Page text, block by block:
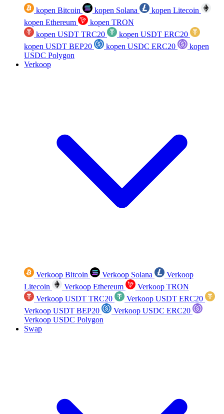
kopen Bitcoin kopen Solana
kopen Litecoin
kopen Ethereum
kopen TRON
kopen USDT TRC20
kopen USDT ERC20
kopen USDT BEP20
kopen USDC ERC20
kopen
USDC Polygon
Verkoop
Verkoop Bitcoin Verkoop Solana
Verkoop
Litecoin
Verkoop Ethereum
Verkoop TRON
Verkoop USDT TRC20
Verkoop USDT ERC20
Verkoop USDT BEP20
Verkoop USDC ERC20
Verkoop USDC Polygon
Swap